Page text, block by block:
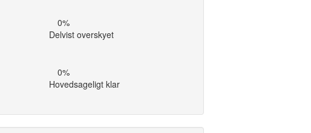
0%
Delvist overskyet
0%
Hovedsageligt klar